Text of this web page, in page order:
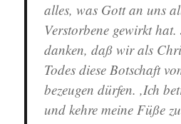
alles, was Gott an uns
Verstorbene gewirkt
danken, daß wir als
Todes diese Botschaft
bezeugen dürfen. ,Ich
und kehre meine Füße